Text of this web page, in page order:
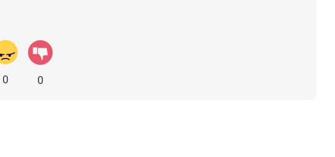
0 0